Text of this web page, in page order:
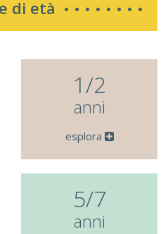
di età
1/2
anni
esplora
5/7
anni